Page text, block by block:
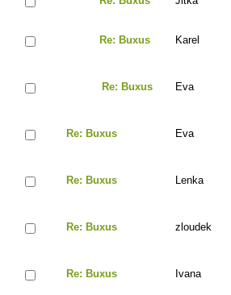
Re: Buxus Karel
Re: Buxus Eva
Re: Buxus Eva
Re: Buxus Lenka
Re: Buxus zloudek
Re: Buxus Ivana